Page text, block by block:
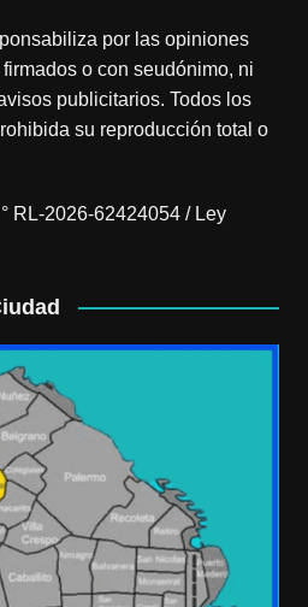
por las opiniones
o con seudónimo, ni
publicitarios. Todos los
su reproducción total o
RL-2026-62424054 / Ley